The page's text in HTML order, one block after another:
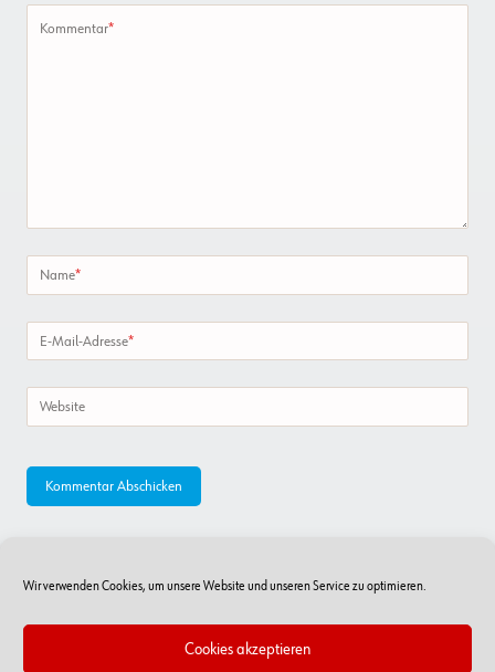
Wir verwenden Cookies, um unsere Website und unseren Service zu optimieren.
Cookies akzeptieren
Kommentar*
Name*
E-Mail-Adresse*
Website